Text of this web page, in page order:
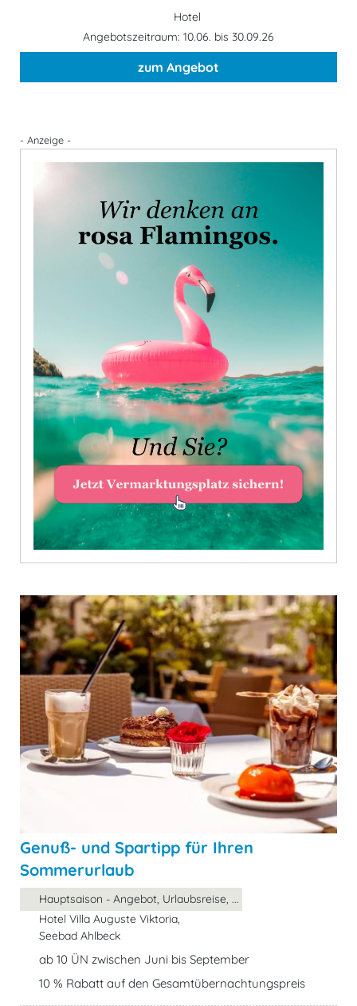
Hotel
Angebotszeitraum: 10.06. bis 30.09.26
zum Angebot
- Anzeige -
Genuß- und Spartipp für Ihren
Sommerurlaub
Hauptsaison - Angebot, Urlaubsreise, ...
Hotel Villa Auguste Viktoria,
Seebad Ahlbeck
ab 10 ÜN zwischen Juni bis September
10 % Rabatt auf den Gesamtübernachtungspreis